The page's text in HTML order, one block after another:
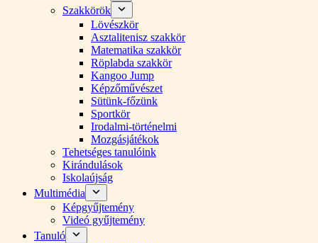
Szakkörök
Lövészkör
Asztalitenisz szakkör
Matematika szakkör
Röplabda szakkör
Kangoo Jump
Képzőművészet
Sütünk-főzünk
Sportkör
Irodalmi-történelmi
Mozgásjátékok
Tehetséges tanulóink
Kirándulások
Iskolaújság
Multimédia
Képgyűjtemény
Videó gyűjtemény
Tanuló